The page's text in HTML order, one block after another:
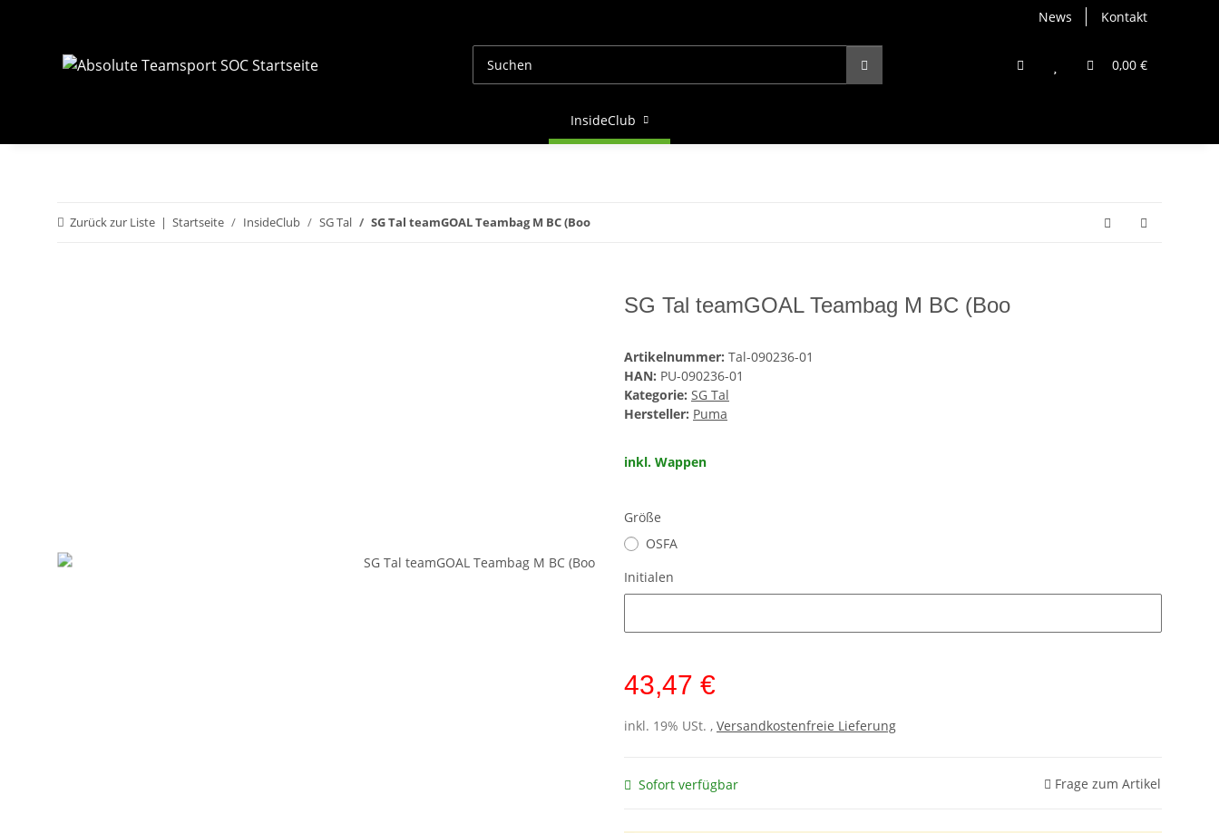
News Kontakt
0,00 €
InsideClub
Zurück zur Liste Startseite InsideClub SG Tal SG Tal teamGOAL Teambag M BC (Boo
SG Tal teamGOAL Teambag M BC (Boo
Artikelnummer: Tal-090236-01
HAN: PU-090236-01
Kategorie: SG Tal
Hersteller: Puma
inkl. Wappen
Größe
OSFA
Initialen
43,47 €
inkl. 19% USt. , Versandkostenfreie Lieferung
Sofort verfügbar Frage zum Artikel